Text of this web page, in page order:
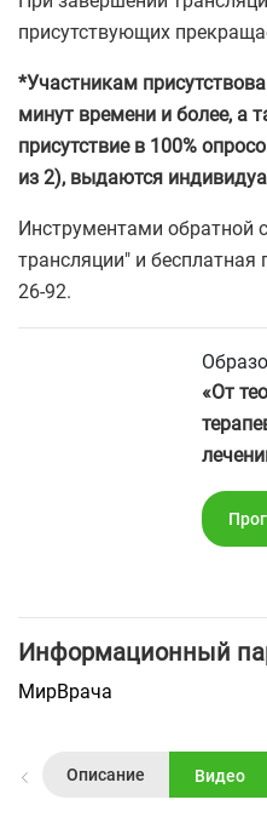
присутствующих
*Участникам
минут времени и более, а
присутствие в 100%
из 2), выдаются
Инструментами обратной
трансляции" и бесплатная
26-92.
«От
Информационный
МирВрача
Описание Видео